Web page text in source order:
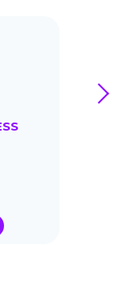
next